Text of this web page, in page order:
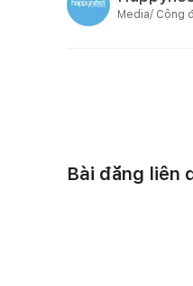
Media/ Cộng
Bài đăng liên